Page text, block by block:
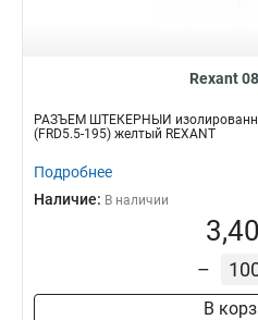
Rexant
РАЗЪЁМ ШТЕКЕРНЫЙ
(FRD5.5-195) желтый REXANT
Подробнее
Наличие: В наличии
–
В